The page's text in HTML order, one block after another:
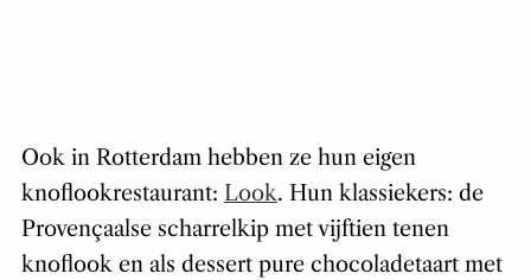
Ook in Rotterdam hebben ze hun eigen
knoflookrestaurant: Look. Hun klassiekers: de
Provençaalse scharrelkip met vijftien tenen
knoflook en als dessert pure chocoladetaart met